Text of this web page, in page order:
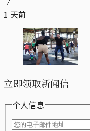
1 天前
立即领取新闻信
个人信息